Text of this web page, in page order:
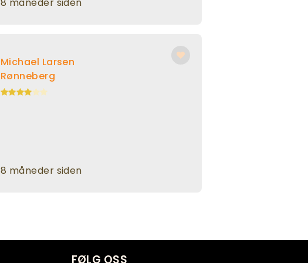
8 måneder siden
Michael Larsen
Rønneberg
8 måneder siden
FØLG OSS